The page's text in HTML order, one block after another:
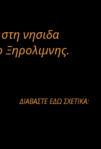
νησιδα
ΔΙΑΒΑΣΤΕ ΕΔΩ ΣΧΕΤΙΚΑ: